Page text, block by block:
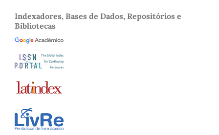
Indexadores, Bases de Dados, Repositórios e
Bibliotecas